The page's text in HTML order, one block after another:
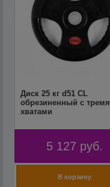
Диск 25 кг d51 CL
обрезиненный с тремя
хватами
5 127 руб.